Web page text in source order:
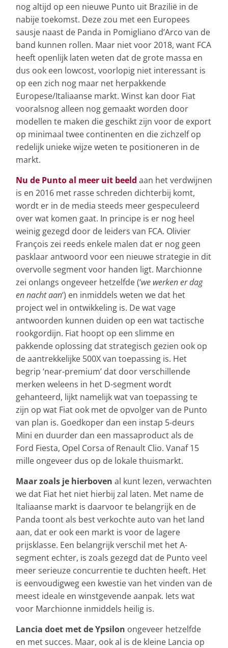
nog altijd op een nieuwe Punto uit Brazilië in de
nabije toekomst. Deze zou met een Europees
sausje naast de Panda in Pomigliano d’Arco van de
band kunnen rollen. Maar niet voor 2018, want FCA
heeft openlijk laten weten dat de grote massa en
dus ook een lowcost, voorlopig niet interessant is
op een zich nog maar net herpakkende
Europese/Italiaanse markt. Winst kan door Fiat
vooralsnog alleen nog gemaakt worden door
modellen te maken die geschikt zijn voor de export
op minimaal twee continenten en die zichzelf op
redelijk unieke wijze weten te positioneren in de
markt.
Nu de Punto al meer uit beeld aan het verdwijnen
is en 2016 met rasse schreden dichterbij komt,
wordt er in de media steeds meer gespeculeerd
over wat komen gaat. In principe is er nog heel
weinig gezegd door de leiders van FCA. Olivier
François zei reeds enkele malen dat er nog geen
pasklaar antwoord voor een nieuwe strategie in dit
overvolle segment voor handen ligt. Marchionne
zei onlangs ongeveer hetzelfde (‘we werken er dag
en nacht aan‘) en inmiddels weten we dat het
project wel in ontwikkeling is. De wat vage
antwoorden kunnen duiden op een wat tactische
rookgordijn. Fiat hoopt op een slimme en
pakkende oplossing dat strategisch gezien ook op
de aantrekkelijke 500X van toepassing is. Het
begrip ‘near-premium’ dat door verschillende
merken weleens in het D-segment wordt
gehanteerd, lijkt namelijk wat van toepassing te
zijn op wat Fiat ook met de opvolger van de Punto
van plan is. Goedkoper dan een instap 5-deurs
Mini en duurder dan een massaproduct als de
Ford Fiesta, Opel Corsa of Renault Clio. Vanaf 15
mille ongeveer dus op de lokale thuismarkt.
Maar zoals je hierboven al kunt lezen, verwachten
we dat Fiat het niet hierbij zal laten. Met name de
Italiaanse markt is daarvoor te belangrijk en de
Panda toont als best verkochte auto van het land
aan, dat er ook een markt is voor de lagere
prijsklasse. Een belangrijk verschil met het A-
segment echter, is zoals gezegd dat de Punto veel
meer serieuze concurrentie te duchten heeft. Het
is eenvoudigweg een kwestie van het vinden van de
meest ideale en winstgevende aanpak. Iets wat
voor Marchionne inmiddels heilig is.
Lancia doet met de Ypsilon ongeveer hetzelfde
en met succes. Maar, ook al is de kleine Lancia op